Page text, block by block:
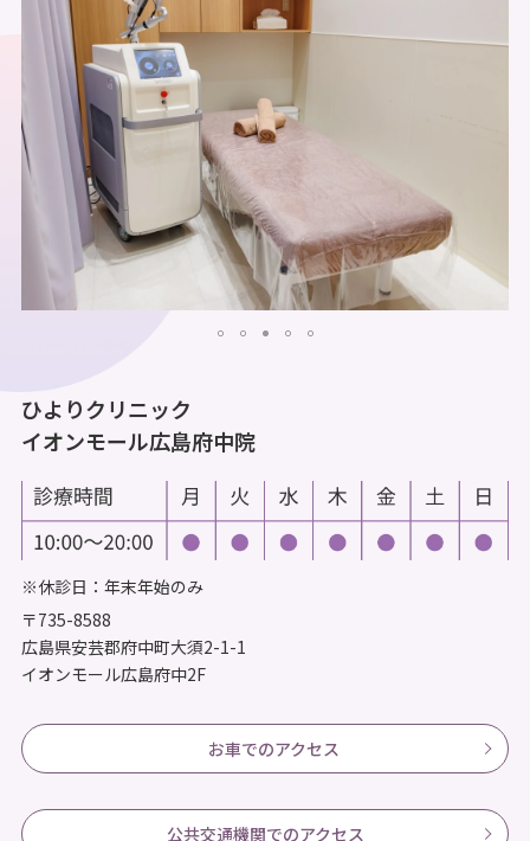
ひよりクリニック
イオンモール広島府中院
※休診日：年末年始のみ
〒735-8588
広島県安芸郡府中町大須2-1-1
イオンモール広島府中2F
お車でのアクセス
公共交通機関でのアクセス